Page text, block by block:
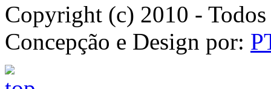
Copyright (c) 2010 -
Concepção e Design por: